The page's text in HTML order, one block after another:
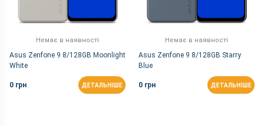
Немає в наявності
Asus Zenfone 9 8/128GB Moonlight
White
0 грн ДЕТАЛЬНІШЕ
Немає в наявності
Asus Zenfone 9 8/128GB Starry
Blue
0 грн ДЕТАЛЬНІШЕ